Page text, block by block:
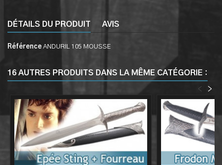
DÉTAILS DU PRODUIT AVIS
Référence ANDURIL 105 MOUSSE
16 AUTRES PRODUITS DANS LA MÊME CATÉGORIE :
>
<